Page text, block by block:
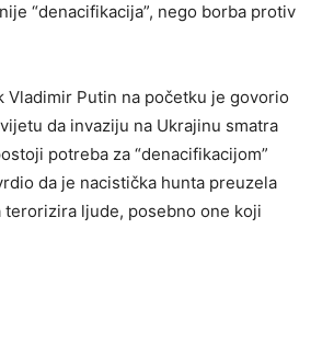
“denacifikacija”, nego borba protiv
Vladimir Putin na početku je govorio
da invaziju na Ukrajinu smatra
potreba za “denacifikacijom”
da je nacistička hunta preuzela
terorizira ljude, posebno one koji